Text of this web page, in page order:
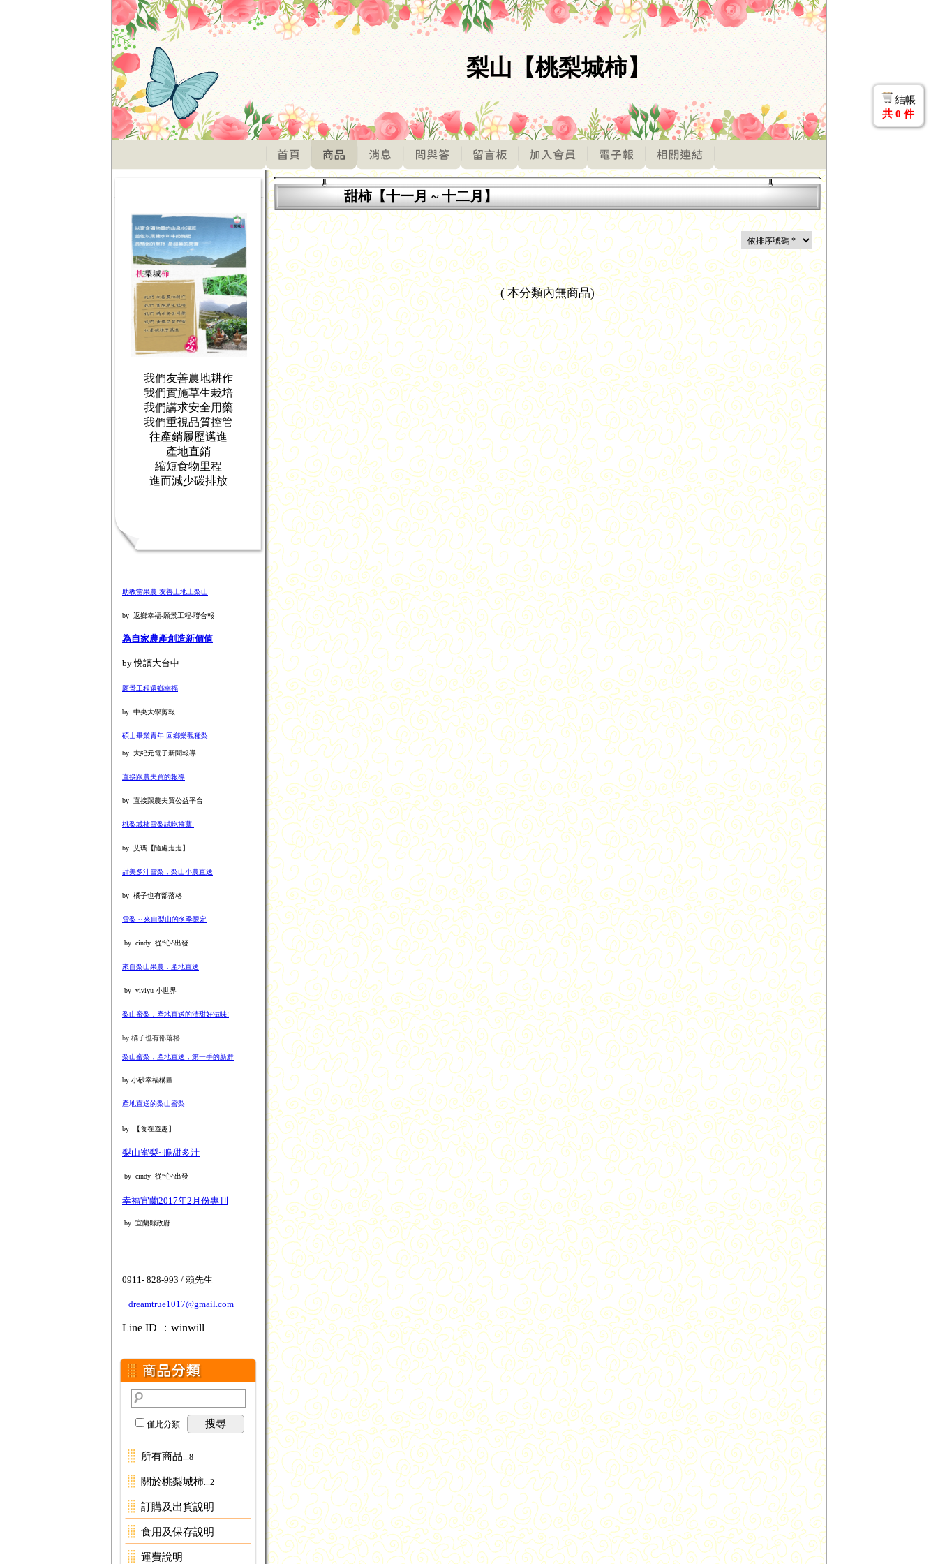
結帳
共 0 件
梨山【桃梨城柿】
我們友善農地耕作
我們實施草生栽培
我們講求安全用藥
我們重視品質控管
往產銷履歷邁進
產地直銷
縮短食物里程
進而減少碳排放
助教當果農 友善土地上梨山
by 返鄉幸福-願景工程-聯合報
為自家農產創造新價值
by 悅讀大台中
願景工程還鄉幸福
by 中央大學剪報
碩士畢業青年 回鄉樂觀種梨
by 大紀元電子新聞報導
直接跟農夫買的報導
by 直接跟農夫買公益平台
桃梨城柿雪梨試吃推薦
by 艾瑪【隨處走走】
甜美多汁雪梨，梨山小農直送
by 橘子也有部落格
雪梨 ~ 來自梨山的冬季限定
by cindy 從“心”出發
來自梨山果農．產地直送
by viviyu 小世界
梨山蜜梨，產地直送的清甜好滋味!
by 橘子也有部落格
梨山蜜梨，產地直送，第一手的新鮮
by 小砂幸福構圖
產地直送的梨山蜜梨
by 【食在遊趣】
梨山蜜梨~脆甜多汁
by cindy 從“心”出發
幸福宜蘭2017年2月份專刊
by 宜蘭縣政府
0911- 828-993 / 賴先生
dreamtrue1017@gmail.com
Line ID ：winwill
僅此分類 搜尋
所有商品 ...8
關於桃梨城柿 ...2
訂購及出貨說明
食用及保存說明
運費說明
甜柿【十一月 ~ 十二月】
(本分類內無商品)